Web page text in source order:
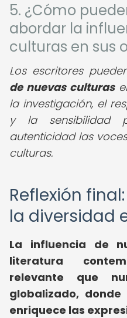
5. ¿Cómo
abordar la
culturas en sus
Los escritores
de nuevas culturas
la investigación, el
y la sensibilidad
autenticidad las
culturas.
Reflexión
la diversidad
La influencia de
literatura
relevante que
globalizado,
enriquece las